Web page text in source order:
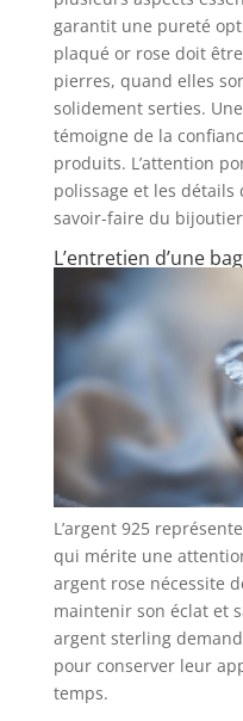
garantit une pureté
plaqué or rose doit
pierres, quand elles
solidement serties.
témoigne de la
produits. L’attention
polissage et les détails
savoir-faire du
L’entretien d’une
L’argent 925
qui mérite une
argent rose nécessite
maintenir son éclat et
argent sterling
pour conserver leur
temps.